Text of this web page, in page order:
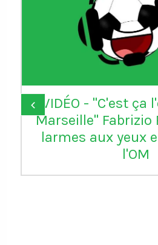
VIDÉO - "C'est ça
Marseille" Fabrizio
larmes aux yeux
l'OM
‹